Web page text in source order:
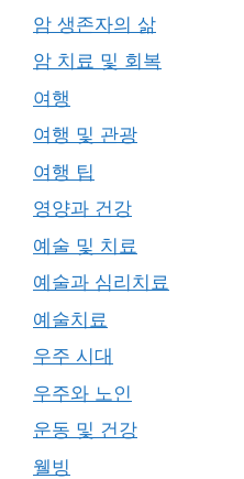
암 생존자의 삶
암 치료 및 회복
여행
여행 및 관광
여행 팁
영양과 건강
예술 및 치료
예술과 심리치료
예술치료
우주 시대
우주와 노인
운동 및 건강
웰빙